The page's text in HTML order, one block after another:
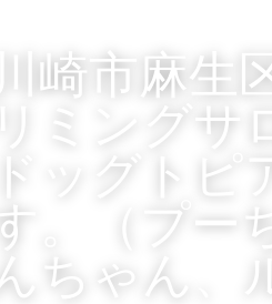
川崎市麻生
リミング
ドッグトピ
す。（
プ
んちゃん、